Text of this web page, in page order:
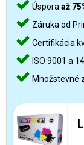
Úspora až
Záruka od
Certifikácia
ISO 9001 a
Množstevné